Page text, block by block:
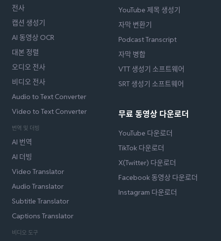
전사
캡션 생성기
AI 동영상 OCR
대본 정렬
오디오 전사
비디오 전사
Audio to Text Converter
Video to Text Converter
번역 및 더빙
AI 번역
AI 더빙
Video Translator
Audio Translator
Subtitle Translator
Captions Translator
비디오 도구
YouTube 제목 생성기
자막 변환기
Podcast Transcript
자막 병합
VTT 생성기 소프트웨어
SRT 생성기 소프트웨어
무료 동영상 다운로더
YouTube 다운로더
TikTok 다운로더
X(Twitter) 다운로더
Facebook 동영상 다운로더
Instagram 다운로더